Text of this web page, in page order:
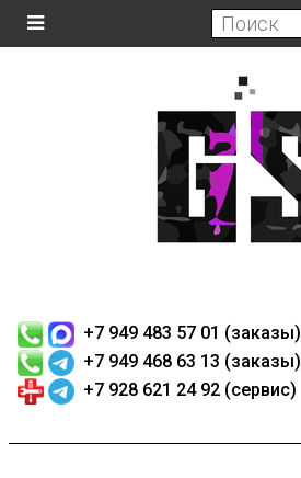
+7 949 483 57 01 (заказы)
+7 949 468 63 13 (заказы)
+7 928 621 24 92 (сервис)